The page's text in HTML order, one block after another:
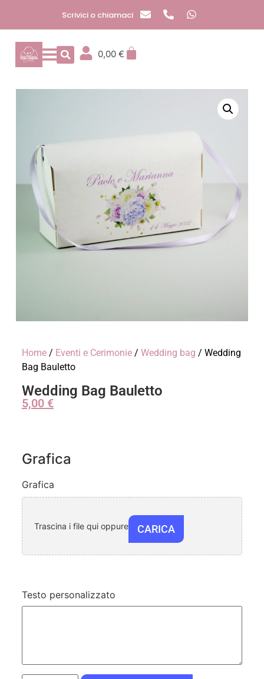
Scrivici o chiamaci
0,00€
Home/ Eventi e Cerimonie/ Wedding bag / Wedding
Bag Bauletto
Wedding Bag Bauletto
5,00 €
Grafica
Grafica
Trascina i file qui oppure CARICA
Testo personalizzato